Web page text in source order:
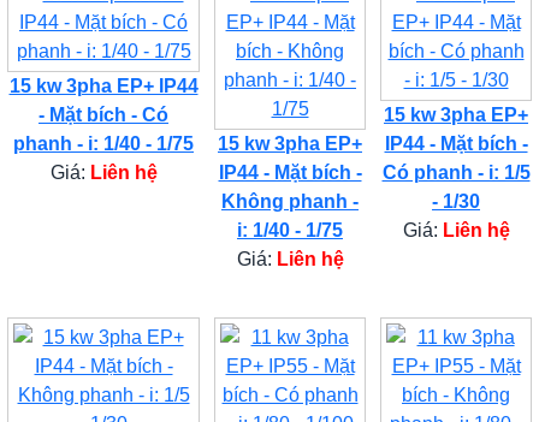
15 kw 3pha EP+ IP44
- Mặt bích - Có
phanh - i: 1/40 - 1/75
Giá: Liên hệ
15 kw 3pha EP+
IP44 - Mặt bích -
Không phanh -
i: 1/40 - 1/75
Giá: Liên hệ
15 kw 3pha EP+
IP44 - Mặt bích -
Có phanh - i: 1/5
- 1/30
Giá: Liên hệ